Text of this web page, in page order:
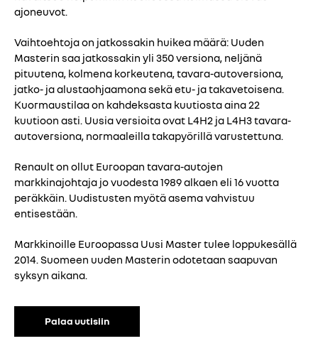
ajoneuvot.
Vaihtoehtoja on jatkossakin huikea määrä: Uuden
Masterin saa jatkossakin yli 350 versiona, neljänä
pituutena, kolmena korkeutena, tavara-autoversiona,
jatko- ja alustaohjaamona sekä etu- ja takavetoisena.
Kuormaustilaa on kahdeksasta kuutiosta aina 22
kuutioon asti. Uusia versioita ovat L4H2 ja L4H3 tavara-
autoversiona, normaaleilla takapyörillä varustettuna.
Renault on ollut Euroopan tavara-autojen
markkinajohtaja jo vuodesta 1989 alkaen eli 16 vuotta
peräkkäin. Uudistusten myötä asema vahvistuu
entisestään.
Markkinoille Euroopassa Uusi Master tulee loppukesällä
2014. Suomeen uuden Masterin odotetaan saapuvan
syksyn aikana.
Palaa uutisiin